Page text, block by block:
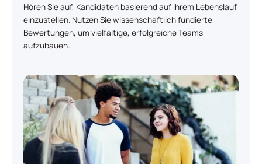
Hören Sie auf, Kandidaten basierend auf ihrem Lebenslauf
einzustellen. Nutzen Sie wissenschaftlich fundierte
Bewertungen, um vielfältige, erfolgreiche Teams
aufzubauen.